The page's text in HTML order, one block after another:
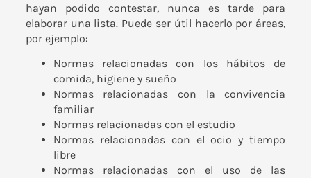
hayan podido contestar, nunca es tarde para
elaborar una lista. Puede ser útil hacerlo por áreas,
por ejemplo:
Normas relacionadas con los hábitos de
comida, higiene y sueño
Normas relacionadas con la convivencia
familiar
Normas relacionadas con el estudio
Normas relacionadas con el ocio y tiempo
libre
Normas relacionadas con el uso de las